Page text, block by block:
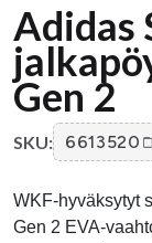
Adidas
Gen 2
SKU: 6613520
WKF-hyväksytyt
Gen 2 EVA-